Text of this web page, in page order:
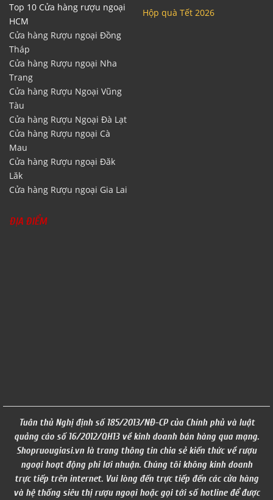
Top 10 Cửa hàng rượu ngoại
HCM
Cửa hàng Rượu ngoại Đồng
Tháp
Cửa hàng Rượu ngoại Nha
Trang
Cửa hàng Rượu Ngoại Vũng
Tàu
Cửa hàng Rượu Ngoại Đà Lạt
Cửa hàng Rượu ngoại Cà
Mau
Cửa hàng Rượu ngoại Đăk
Lăk
Cửa hàng Rượu ngoại Gia Lai
Hộp quà Tết 2026
ĐỊA ĐIỂM
Tuân thủ Nghị định số 185/2013/NĐ-CP của Chính phủ và luật
quảng cáo số 16/2012/QH13 về kinh doanh bán hàng qua mạng.
Shopruougiasi.vn là trang thông tin chia sẻ kiến thức về rượu
ngoại hoạt động phi lơi nhuận. Chúng tôi không kinh doanh
trực tiếp trên internet. Vui lòng đến trực tiếp đến các cửa hàng
và hệ thống siêu thị rượu ngoại hoặc gọi tới số hotline để được